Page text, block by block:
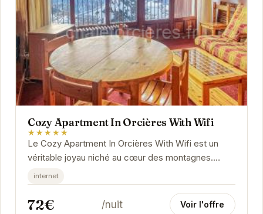
Cozy Apartment In Orcières With Wifi
★★★★★
Le Cozy Apartment In Orcières With Wifi est un
véritable joyau niché au cœur des montagnes.
Offrant un cadre idyllique pour des vacances...
internet
72€ /nuit Voir l'offre